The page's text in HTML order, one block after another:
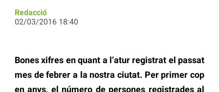
Redacció
02/03/2016 18:40
Bones xifres en quant a l’atur registrat el passat
mes de febrer a la nostra ciutat. Per primer cop
en anys, el número de persones registrades al